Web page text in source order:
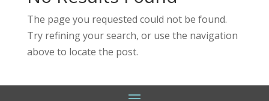
The page you requested could not be found.
Try refining your search, or use the navigation
above to locate the post.